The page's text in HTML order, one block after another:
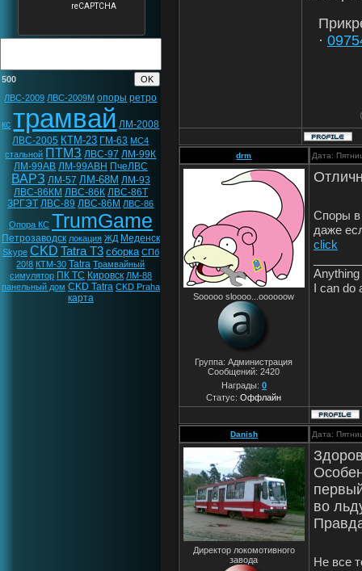
500
ЛВС-2009 ЛВС-2009М опоры ретро
кс трамвай ЛМ-2008
ЛВС-2005 КТМ-23 ГМ-63 МС4
стальной ПТМЗ ЛВС-97 ЛМ-99К
ЛМ-99АВ ЛМ-99АВН ПчеЛВС
ВАРЗ ЛМ-57 ЛМ-68М ЛМ-93
ЛВС-86КМ ЛВС-86К ЛВС-86Т
ЗРГЭТ ЛВС-89 ЛВС-86М ЛВС-86
Опора КС TrumGame
Петрозаводск локация ЖД Меденск
Skype CKD Tatra T3 сборка СПб
20!8 КТМ-30 Tatra Трамвайный
симулятор ПК ТС Кировск ЛМ-88
панельный дом CKD Tatra CKD Praha
карта
·
drm Дата:
Sooooo sloooo...oooooow
Группа: Администрация
Сообщений:2420
Награды: 0
Статус:Оффлайн
Споры в
даже
click
I can do
Danish Дата:
Директор локомотивного
завода
во
Не все